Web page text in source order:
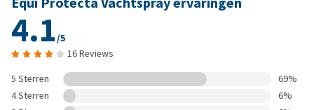
4.1/5
16 Reviews
5 Sterren
69%
4 Sterren
6%